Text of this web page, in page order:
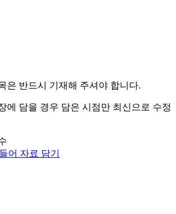
은 반드시 기재해 주셔야 합니다.
에 담을 경우 담은 시점만 최신으로 수정
어 자료 담기